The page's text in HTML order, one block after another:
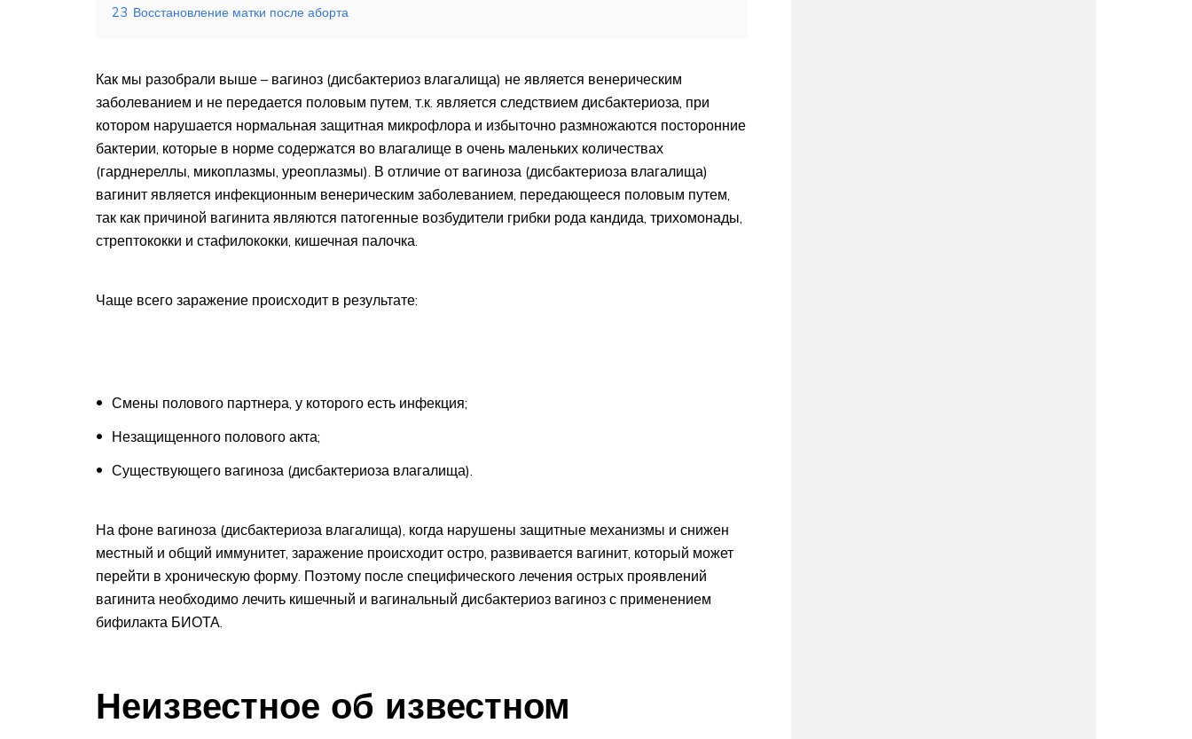
23 Восстановление матки после аборта
Как мы разобрали выше – вагиноз (дисбактериоз влагалища) не является венерическим
заболеванием и не передается половым путем, т.к. является следствием дисбактериоза, при
котором нарушается нормальная защитная микрофлора и избыточно размножаются посторонние
бактерии, которые в норме содержатся во влагалище в очень маленьких количествах
(гарднереллы, микоплазмы, уреоплазмы). В отличие от вагиноза (дисбактериоза влагалища)
вагинит является инфекционным венерическим заболеванием, передающееся половым путем,
так как причиной вагинита являются патогенные возбудители грибки рода кандида, трихомонады,
стрептококки и стафилококки, кишечная палочка.
Чаще всего заражение происходит в результате:
Смены полового партнера, у которого есть инфекция;
Незащищенного полового акта;
Существующего вагиноза (дисбактериоза влагалища).
На фоне вагиноза (дисбактериоза влагалища), когда нарушены защитные механизмы и снижен
местный и общий иммунитет, заражение происходит остро, развивается вагинит, который может
перейти в хроническую форму. Поэтому после специфического лечения острых проявлений
вагинита необходимо лечить кишечный и вагинальный дисбактериоз вагиноз с применением
бифилакта БИОТА.
Неизвестное об известном